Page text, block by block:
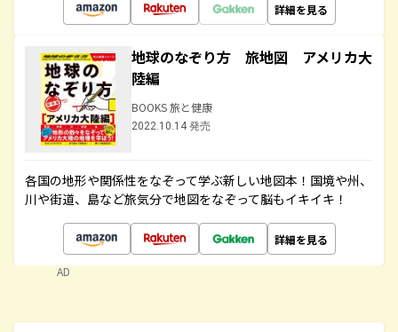
詳細を見る
地球のなぞり方 旅地図 アメリカ大
陸編
BOOKS 旅と健康
2022.10.14 発売
各国の地形や関係性をなぞって学ぶ新しい地図本！国境や州、
川や街道、島など旅気分で地図をなぞって脳もイキイキ！
詳細を見る
AD